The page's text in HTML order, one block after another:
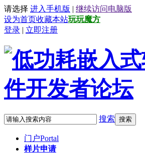
请选择 进入手机版 | 继续访问电脑版
设为首页收藏本站玩玩魔方
登录 | 立即注册
搜索 搜索
门户Portal
样片申请